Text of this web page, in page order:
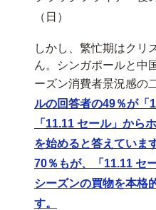
（日）
しかし、繁忙期はクリ
ん。シンガポールと中
ーズン消費者景況感の
ルの回答者の49％が「
「11.11 セール」から
を始めると答えていま
70％もが、「11.11 セ
シーズンの買物を本格
す。